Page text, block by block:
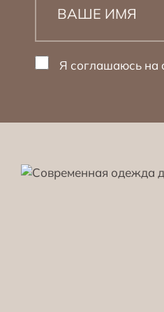
Я соглашаюсь на